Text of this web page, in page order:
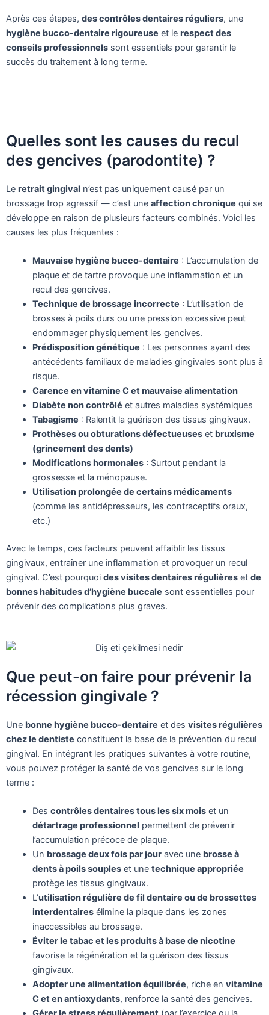
Après ces étapes, des contrôles dentaires réguliers, une
hygiène bucco-dentaire rigoureuse et le respect des
conseils professionnels sont essentiels pour garantir le
succès du traitement à long terme.
Quelles sont les causes du recul
des gencives (parodontite) ?
Le retrait gingival n’est pas uniquement causé par un
brossage trop agressif — c’est une affection chronique qui se
développe en raison de plusieurs facteurs combinés. Voici les
causes les plus fréquentes :
Mauvaise hygiène bucco-dentaire : L’accumulation de
plaque et de tartre provoque une inflammation et un
recul des gencives.
Technique de brossage incorrecte : L’utilisation de
brosses à poils durs ou une pression excessive peut
endommager physiquement les gencives.
Prédisposition génétique : Les personnes ayant des
antécédents familiaux de maladies gingivales sont plus à
risque.
Carence en vitamine C et mauvaise alimentation
Diabète non contrôlé et autres maladies systémiques
Tabagisme : Ralentit la guérison des tissus gingivaux.
Prothèses ou obturations défectueuseset bruxisme
(grincement des dents)
Modifications hormonales: Surtout pendant la
grossesse et la ménopause.
Utilisation prolongée de certains médicaments
(comme les antidépresseurs, les contraceptifs oraux,
etc.)
Avec le temps, ces facteurs peuvent affaiblir les tissus
gingivaux, entraîner une inflammation et provoquer un recul
gingival. C’est pourquoi des visites dentaires régulières et de
bonnes habitudes d’hygiène buccale sont essentielles pour
prévenir des complications plus graves.
Que peut-on faire pour prévenir la
récession gingivale ?
Une bonne hygiène bucco-dentaire et des visites régulières
chez le dentiste constituent la base de la prévention du recul
gingival. En intégrant les pratiques suivantes à votre routine,
vous pouvez protéger la santé de vos gencives sur le long
terme :
Des contrôles dentaires tous les six moiset un
détartrage professionnel permettent de prévenir
l’accumulation précoce de plaque.
Un brossage deux fois par jouravec une brosse à
dents à poils soupleset une technique appropriée
protège les tissus gingivaux.
L’utilisation régulière de fil dentaire ou de brossettes
interdentairesélimine la plaque dans les zones
inaccessibles au brossage.
Éviter le tabac et les produits à base de nicotine
favorise la régénération et la guérison des tissus
gingivaux.
Adopter une alimentation équilibrée, riche en vitamine
C et en antioxydants, renforce la santé des gencives.